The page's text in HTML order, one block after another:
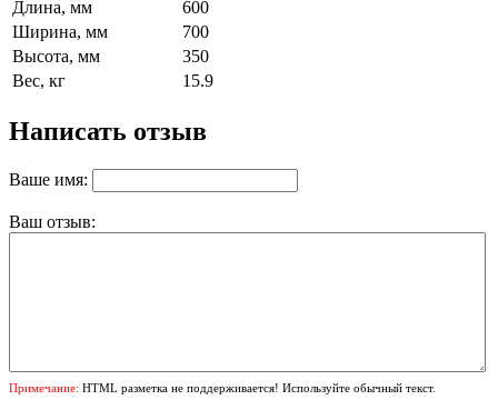
Длина, мм
600
Ширина, мм
700
Высота, мм
350
Вес, кг
15.9
Написать отзыв
Ваше имя:
Ваш отзыв:
Примечание: HTML разметка не поддерживается! Используйте обычный текст.